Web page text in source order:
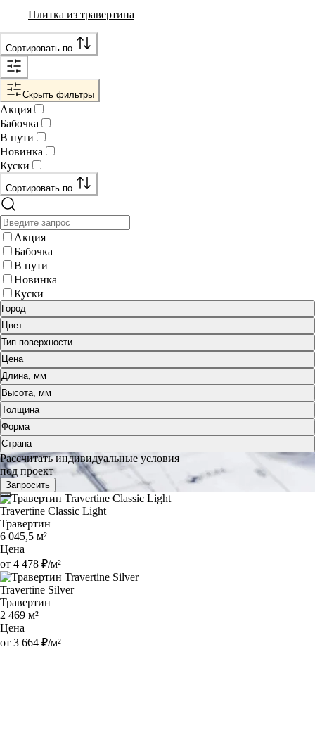
Плитка из травертина
Сортировать по
Скрыть фильтры
Акция
Бабочка
В пути
Новинка
Куски
Сортировать по
Акция
Бабочка
В пути
Новинка
Куски
Город
Цвет
Тип поверхности
Цена
Длина, мм
Высота, мм
Толщина
Форма
Страна
Рассчитать индивидуальные условия
под проект
Запросить
Travertine Classic Light
Травертин
6 045,5 м²
Цена
от 4 478 ₽/м²
Travertine Silver
Травертин
2 469 м²
Цена
от 3 664 ₽/м²